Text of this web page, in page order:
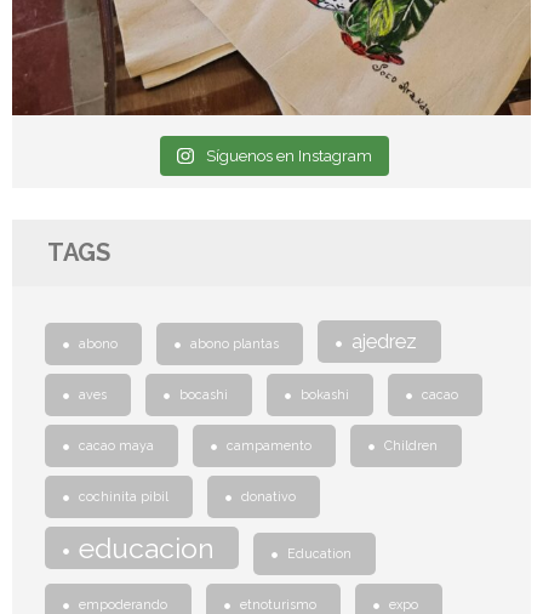
Síguenos en Instagram
TAGS
abono abono plantas ajedrez
aves bocashi bokashi cacao
cacao maya campamento Children
cochinita pibil donativo
educacion Education
empoderando etnoturismo expo